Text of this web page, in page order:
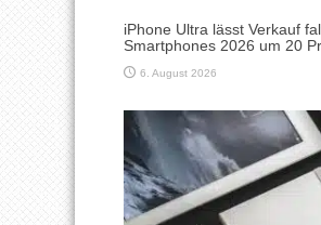
iPhone Ultra lässt Verkauf
Smartphones 2026 um 20
6. August 2026